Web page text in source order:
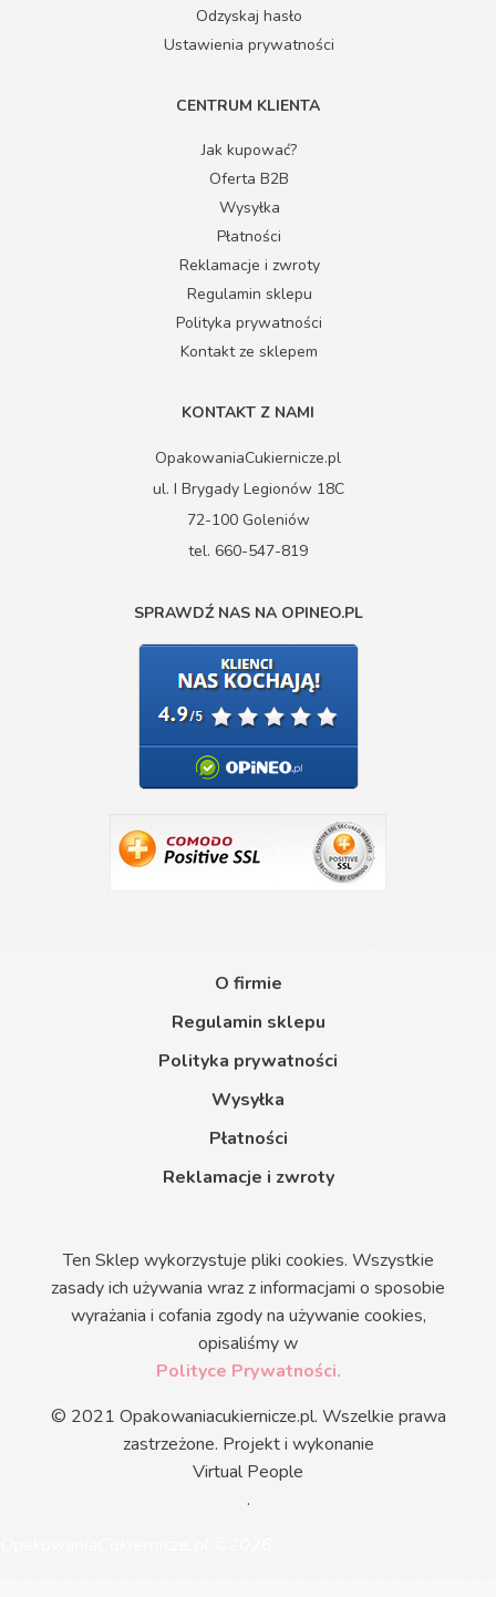
Odzyskaj hasło
Ustawienia prywatności
CENTRUM KLIENTA
Jak kupować?
Oferta B2B
Wysyłka
Płatności
Reklamacje i zwroty
Regulamin sklepu
Polityka prywatności
Kontakt ze sklepem
KONTAKT Z NAMI
OpakowaniaCukiernicze.pl
ul. I Brygady Legionów 18C
72-100 Goleniów
tel. 660-547-819
SPRAWDŹ NAS NA OPINEO.PL
O firmie
Regulamin sklepu
Polityka prywatności
Wysyłka
Płatności
Reklamacje i zwroty
Ten Sklep wykorzystuje pliki cookies. Wszystkie
zasady ich używania wraz z informacjami o sposobie
wyrażania i cofania zgody na używanie cookies,
opisaliśmy w
Polityce Prywatności.
© 2021 Opakowaniacukiernicze.pl. Wszelkie prawa
zastrzeżone. Projekt i wykonanie
Virtual People
.